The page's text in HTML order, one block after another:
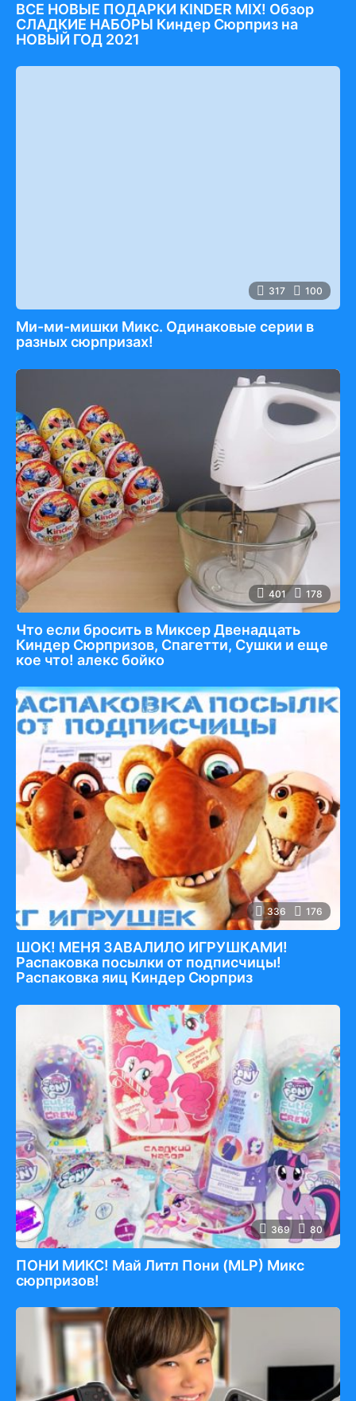
ВСЕ НОВЫЕ ПОДАРКИ KINDER MIX! Обзор
СЛАДКИЕ НАБОРЫ Киндер Сюрприз на
НОВЫЙ ГОД 2021
317 100
Ми-ми-мишки Микс. Одинаковые серии в
разных сюрпризах!
401 178
Что если бросить в Миксер Двенадцать
Киндер Сюрпризов, Спагетти, Сушки и еще
кое что! алекс бойко
336 176
ШОК! МЕНЯ ЗАВАЛИЛО ИГРУШКАМИ!
Распаковка посылки от подписчицы!
Распаковка яиц Киндер Сюрприз
369 80
ПОНИ МИКС! Май Литл Пони (MLP) Микс
сюрпризов!